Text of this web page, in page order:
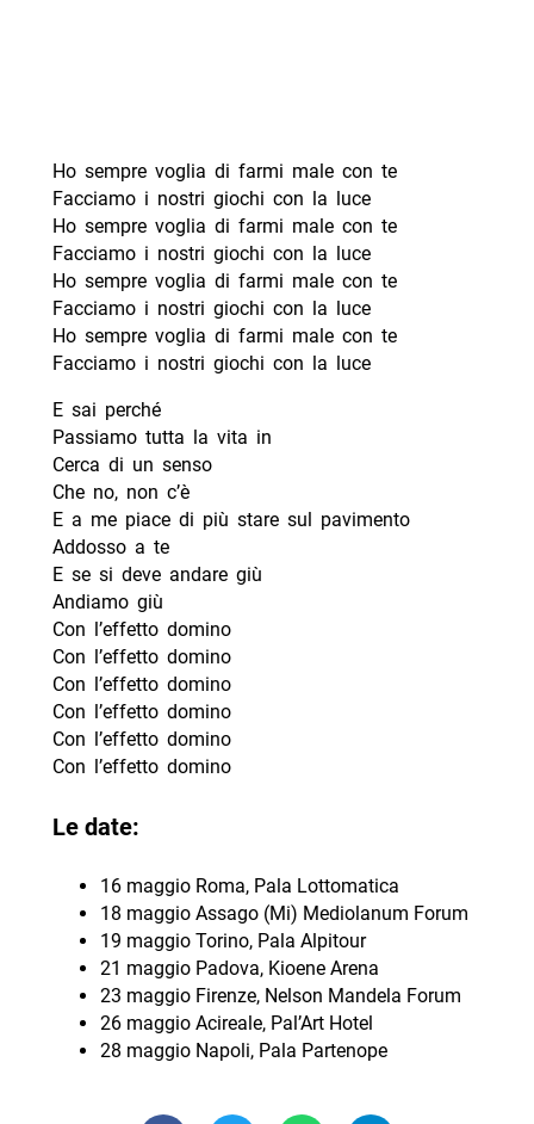
Ho sempre voglia di farmi male con te
Facciamo i nostri giochi con la luce
Ho sempre voglia di farmi male con te
Facciamo i nostri giochi con la luce
Ho sempre voglia di farmi male con te
Facciamo i nostri giochi con la luce
Ho sempre voglia di farmi male con te
Facciamo i nostri giochi con la luce
E sai perché
Passiamo tutta la vita in
Cerca di un senso
Che no, non c’è
E a me piace di più stare sul pavimento
Addosso a te
E se si deve andare giù
Andiamo giù
Con l’effetto domino
Con l’effetto domino
Con l’effetto domino
Con l’effetto domino
Con l’effetto domino
Con l’effetto domino
Le date:
16 maggio Roma, Pala Lottomatica
18 maggio Assago (Mi) Mediolanum Forum
19 maggio Torino, Pala Alpitour
21 maggio Padova, Kioene Arena
23 maggio Firenze, Nelson Mandela Forum
26 maggio Acireale, Pal’Art Hotel
28 maggio Napoli, Pala Partenope